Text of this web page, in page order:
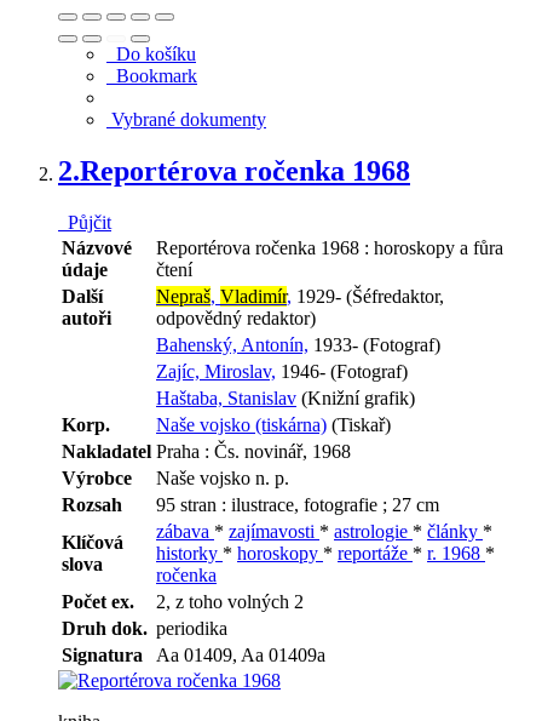
Do košíku
Bookmark
Vybrané dokumenty
2.Reportérova ročenka 1968
Půjčit
Názvové
údaje
Reportérova ročenka 1968 : horoskopy a fůra
čtení
Další
autoři
Nepraš, Vladimír, 1929- (Šéfredaktor,
odpovědný redaktor)
Bahenský, Antonín, 1933- (Fotograf)
Zajíc, Miroslav, 1946- (Fotograf)
Haštaba, Stanislav (Knižní grafik)
Korp.
Naše vojsko (tiskárna) (Tiskař)
Nakladatel Praha : Čs. novinář, 1968
Výrobce
Naše vojsko n. p.
Rozsah
95 stran : ilustrace, fotografie ; 27 cm
Klíčová
slova
zábava * zajímavosti * astrologie * články *
historky * horoskopy * reportáže * r. 1968 *
ročenka
Počet ex.
2, z toho volných 2
Druh dok. periodika
Signatura
Aa 01409, Aa 01409a